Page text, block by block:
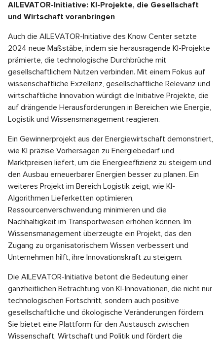
AILEVATOR-Initiative: KI-Projekte, die Gesellschaft
und Wirtschaft voranbringen
Auch die AILEVATOR-Initiative des Know Center setzte
2024 neue Maßstäbe, indem sie herausragende KI-Projekte
prämierte, die technologische Durchbrüche mit
gesellschaftlichem Nutzen verbinden. Mit einem Fokus auf
wissenschaftliche Exzellenz, gesellschaftliche Relevanz und
wirtschaftliche Innovation würdigt die Initiative Projekte, die
auf drängende Herausforderungen in Bereichen wie Energie,
Logistik und Wissensmanagement reagieren.
Ein Gewinnerprojekt aus der Energiewirtschaft demonstriert,
wie KI präzise Vorhersagen zu Energiebedarf und
Marktpreisen liefert, um die Energieeffizienz zu steigern und
den Ausbau erneuerbarer Energien besser zu planen. Ein
weiteres Projekt im Bereich Logistik zeigt, wie KI-
Algorithmen Lieferketten optimieren,
Ressourcenverschwendung minimieren und die
Nachhaltigkeit im Transportwesen erhöhen können. Im
Wissensmanagement überzeugte ein Projekt, das den
Zugang zu organisatorischem Wissen verbessert und
Unternehmen hilft, ihre Innovationskraft zu steigern.
Die AILEVATOR-Initiative betont die Bedeutung einer
ganzheitlichen Betrachtung von KI-Innovationen, die nicht nur
technologischen Fortschritt, sondern auch positive
gesellschaftliche und ökologische Veränderungen fördern.
Sie bietet eine Plattform für den Austausch zwischen
Wissenschaft, Wirtschaft und Politik und fördert die